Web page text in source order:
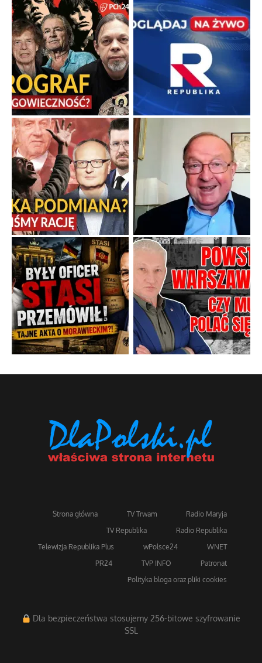
Strona główna TV Trwam
Radio Maryja
TV Republika
Radio Republika
Telewizja Republika Plus
wPolsce24
WNET
PR24
TVP INFO
Patronat
Polityka bloga oraz pliki cookies
Dla bezpieczeństwa stosujemy 256-bitowe szyfrowanie
SSL